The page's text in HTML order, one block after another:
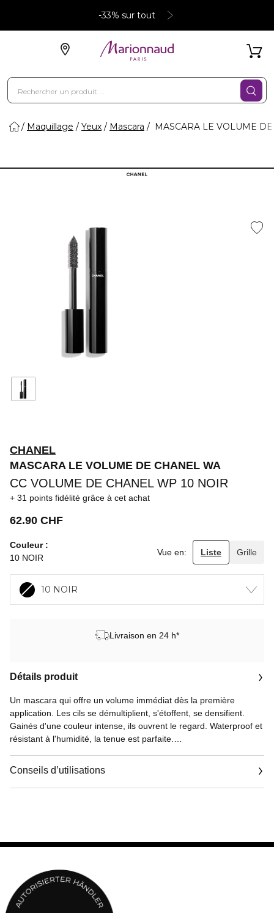
-33% sur tout
Maquillage Yeux Mascara MASCARA LE VOLUME
CHANEL
MASCARA LE VOLUME DE CHANEL WA
CC VOLUME DE CHANEL WP 10 NOIR
31 points fidélité grâce à cet achat
62.90 CHF
Couleur
10 NOIR
Vue en: Liste Grille
10 NOIR
Livraison en 24 h*
Détails produit
Un mascara qui offre un volume immédiat dès la première
application. Les cils se démultiplient, s'étoffent, se densifient.
Gainés d'une couleur intense, ils ouvrent le regard. Waterproof et
résistant à l'humidité, la tenue est parfaite.
La synergie brosse-formule permet un résultat volume intense :
sculpte le volume grâce à ses disques empilés et orientés pour
elle garantit un résultat irréprochable et longue tenue et se
paquet
• du carbone black pour une couleur noire encore plus intense
• une association de polymères pour un résultat waterproof et
Conseils d’utilisations